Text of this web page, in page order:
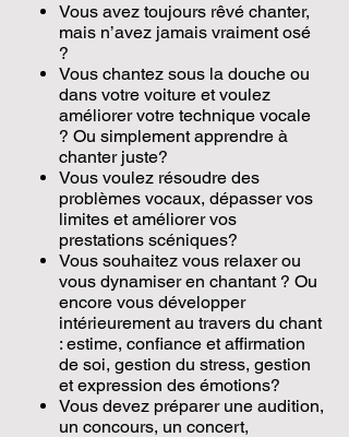
Vous avez toujours rêvé chanter,
mais n’avez jamais vraiment osé
?
Vous chantez sous la douche ou
dans votre voiture et voulez
améliorer votre technique vocale
? Ou simplement apprendre à
chanter juste?
Vous voulez résoudre des
problèmes vocaux, dépasser vos
limites et améliorer vos
prestations scéniques?
Vous souhaitez vous relaxer ou
vous dynamiser en chantant ? Ou
encore vous développer
intérieurement au travers du chant
: estime, confiance et affirmation
de soi, gestion du stress, gestion
et expression des émotions?
Vous devez préparer une audition,
un concours, un concert,